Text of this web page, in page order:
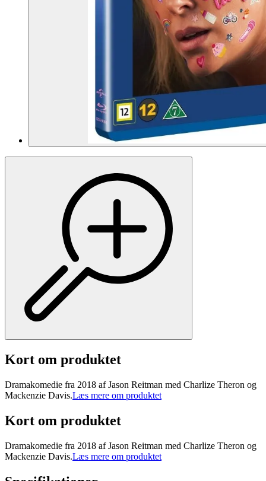
Kort om produktet
Dramakomedie fra 2018 af Jason Reitman med Charlize Theron og
Mackenzie Davis.Læs mere om produktet
Kort om produktet
Dramakomedie fra 2018 af Jason Reitman med Charlize Theron og
Mackenzie Davis.Læs mere om produktet